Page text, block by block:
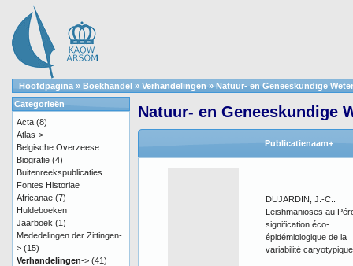
Hoofdpagina » Boekhandel » Verhandelingen » Natuur- en Geneeskundige
Natuur- en Geneeskundige
Publicatienaam+
DUJARDIN, J.-C.:
Leishmanioses au
signification éco-
épidémiologique de la
variabilité caryotypique
Categorieën
Acta (8)
Atlas->
Belgische Overzeese
Biografie (4)
Buitenreekspublicaties
Fontes Historiae
Africanae (7)
Huldeboeken
Jaarboek (1)
Mededelingen der Zittingen-
> (15)
Verhandelingen-> (41)